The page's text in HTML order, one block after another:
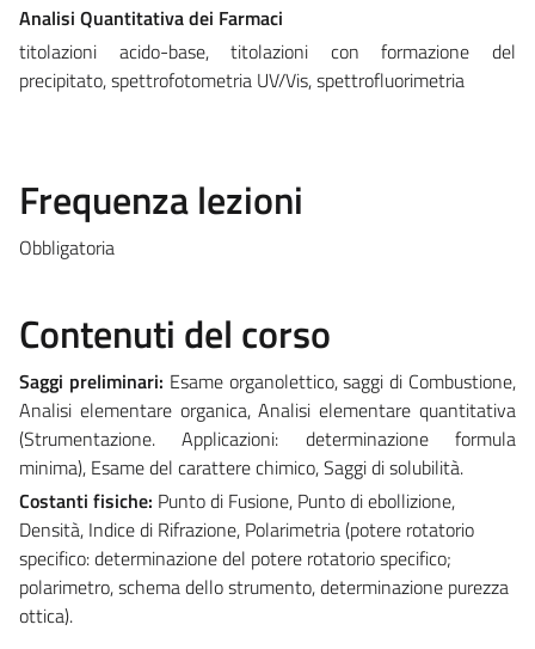
Analisi Quantitativa dei Farmaci
titolazioni acido-base, titolazioni con formazione del
precipitato, spettrofotometria UV/Vis, spettrofluorimetria
Frequenza lezioni
Obbligatoria
Contenuti del corso
Saggi preliminari: Esame organolettico, saggi di Combustione,
Analisi elementare organica, Analisi elementare quantitativa
(Strumentazione. Applicazioni: determinazione formula
minima), Esame del carattere chimico, Saggi di solubilità.
Costanti fisiche: Punto di Fusione, Punto di ebollizione,
Densità, Indice di Rifrazione, Polarimetria (potere rotatorio
specifico: determinazione del potere rotatorio specifico;
polarimetro, schema dello strumento, determinazione purezza
ottica).